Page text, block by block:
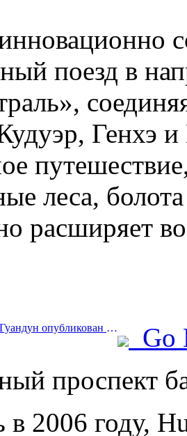
поезд в
Генхэ
леса,
расширяет
Prev:В провинции Гуандун опубликован план расширения мощностей сферы услуг для превращения Большого залива в туристический центр мирового класса.
Go
проспект
в 2006 году,